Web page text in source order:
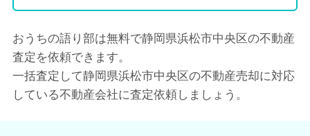
おうちの語り部は無料で静岡県浜松市中央区の不動産
査定を依頼できます。
一括査定して静岡県浜松市中央区の不動産売却に対応
している不動産会社に査定依頼しましょう。